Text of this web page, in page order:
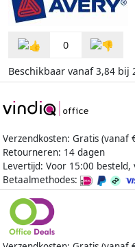
0
Beschikbaar vanaf3,84 bij
Verzendkosten: Gratis (vanaf
Retourneren: 14 dagen
Levertijd: Voor 15:00 besteld,
Betaalmethodes: